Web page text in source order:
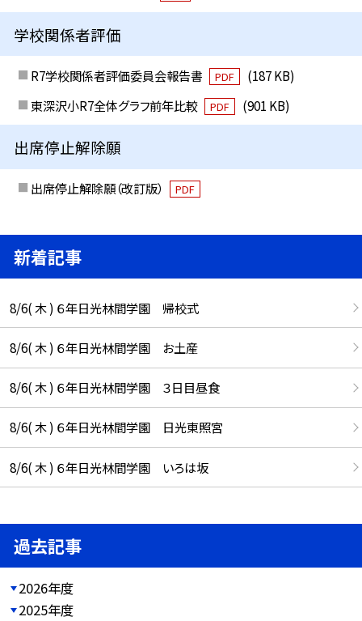
学校関係者評価
R7学校関係者評価委員会報告書 PDF
(187 KB)
東深沢小R7全体グラフ前年比較
PDF (901 KB)
出席停止解除願
出席停止解除願（改訂版） PDF
新着記事
8/6( 木 ) ６年日光林間学園 帰校式
8/6( 木 ) ６年日光林間学園 お土産
8/6( 木 ) ６年日光林間学園 ３日目昼食
8/6( 木 ) ６年日光林間学園 日光東照宮
8/6( 木 ) ６年日光林間学園 いろは坂
過去記事
2026年度
2025年度